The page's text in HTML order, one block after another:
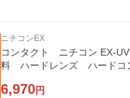
ニチコンEX
コンタクト ニチコン EX-
料 ハードレンズ ハードコ
6,970円